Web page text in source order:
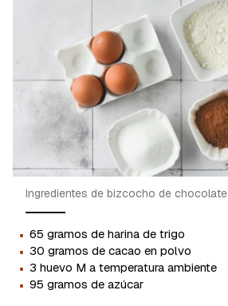
Ingredientes de bizcocho de chocolate
· 65 gramos de harina de trigo
· 30 gramos de cacao en polvo
· 3 huevo M a temperatura ambiente
· 95 gramos de azúcar